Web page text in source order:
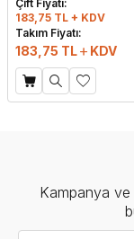
Çift Fiyatı:
183,75 TL + KDV
Takım Fiyatı:
183,75 TL KDV
Kampanya